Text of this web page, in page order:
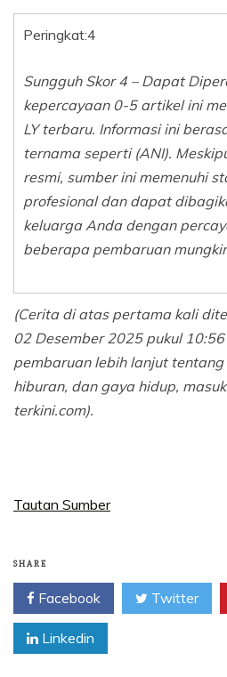
Peringkat:4
Sungguh Skor 4 – Dapat
kepercayaan 0-5 artikel ini
LY terbaru. Informasi ini
ternama seperti (ANI).
resmi, sumber ini memenuhi
profesional dan dapat
keluarga Anda dengan
beberapa pembaruan
(Cerita di atas pertama kali
02 Desember 2025 pukul
pembaruan lebih lanjut
hiburan, dan gaya hidup,
terkini.com).
Tautan Sumber
SHARE
Facebook Twitter
Linkedin